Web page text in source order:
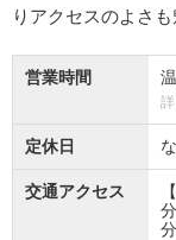
りアクセスのよさも
営業時間
定休日
交通アクセス